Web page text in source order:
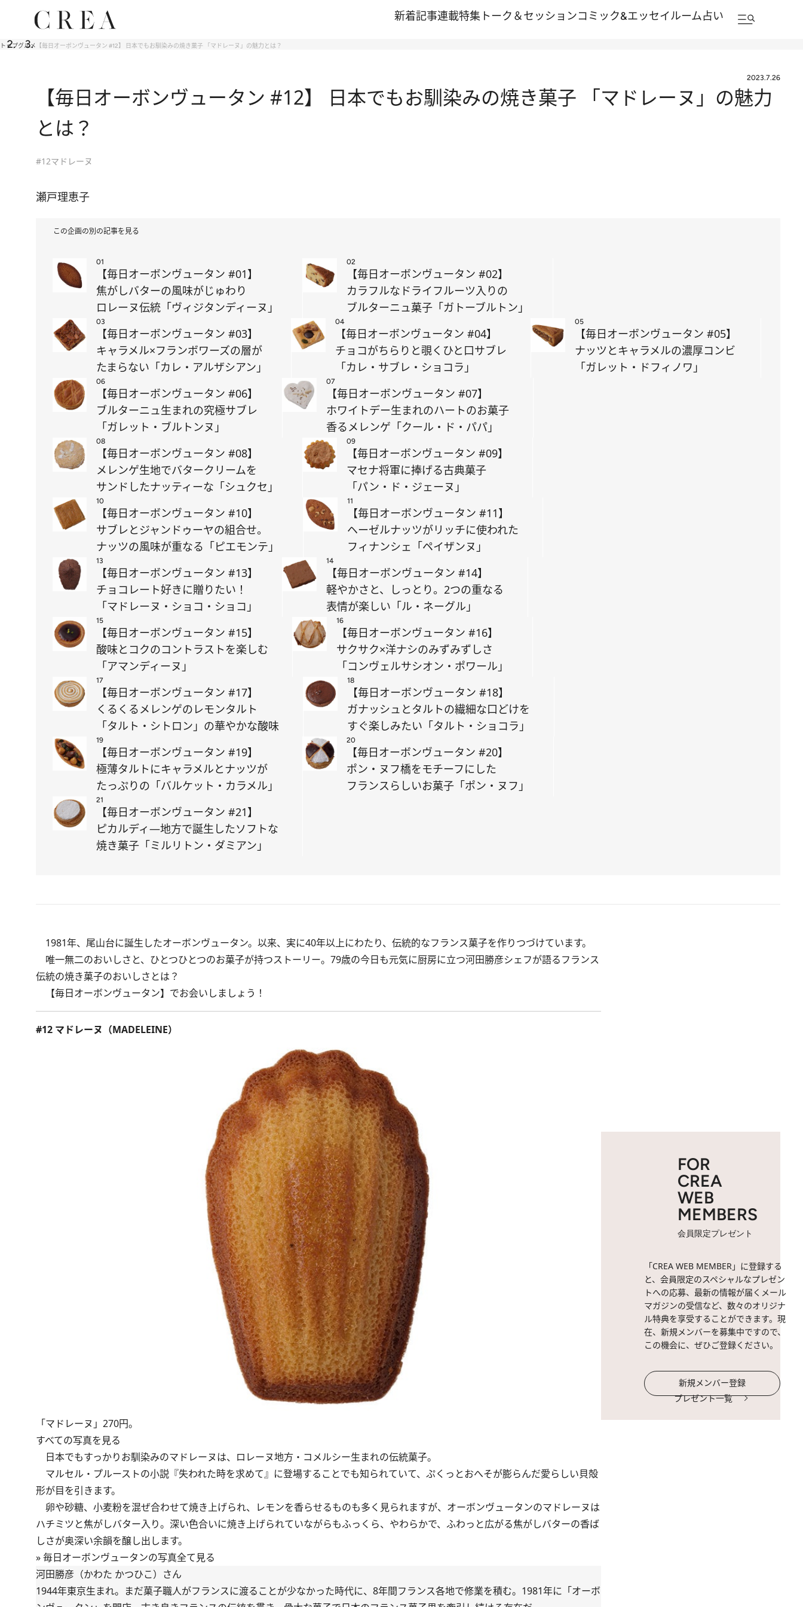
新着記事連載特集 トーク＆セッションコミック&エッセイルーム占い
トップグルメ 【毎日オーボンヴュータン #12】 日本でもお馴染みの焼き菓子 「マドレーヌ」の魅力とは？
2023.7.26
【毎日オーボンヴュータン #12】 日本でもお馴染みの焼き菓子 「マドレーヌ」の魅力
とは？
#12マドレーヌ
瀬戸理恵子
この企画の別の記事を見る
01
【毎日オーボンヴュータン #01】
焦がしバターの風味がじゅわり
ロレーヌ伝統「ヴィジタンディーヌ」
02
【毎日オーボンヴュータン #02】
カラフルなドライフルーツ入りの
ブルターニュ菓子「ガトーブルトン」
03
【毎日オーボンヴュータン #03】
キャラメル×フランボワーズの層が
たまらない「カレ・アルザシアン」
04
【毎日オーボンヴュータン #04】
チョコがちらりと覗くひと口サブレ
「カレ・サブレ・ショコラ」
05
【毎日オーボンヴュータン #05】
ナッツとキャラメルの濃厚コンビ
「ガレット・ドフィノワ」
06
【毎日オーボンヴュータン #06】
ブルターニュ生まれの究極サブレ
「ガレット・ブルトンヌ」
07
【毎日オーボンヴュータン #07】
ホワイトデー生まれのハートのお菓子
香るメレンゲ「クール・ド・パパ」
08
【毎日オーボンヴュータン #08】
メレンゲ生地でバタークリームを
サンドしたナッティーな「シュクセ」
09
【毎日オーボンヴュータン #09】
マセナ将軍に捧げる古典菓子
「パン・ド・ジェーヌ」
10
【毎日オーボンヴュータン #10】
サブレとジャンドゥーヤの組合せ。
ナッツの風味が重なる「ピエモンテ」
11
【毎日オーボンヴュータン #11】
ヘーゼルナッツがリッチに使われた
フィナンシェ「ペイザンヌ」
13
【毎日オーボンヴュータン #13】
チョコレート好きに贈りたい！
「マドレーヌ・ショコ・ショコ」
14
【毎日オーボンヴュータン #14】
軽やかさと、しっとり。2つの重なる
表情が楽しい「ル・ネーグル」
15
【毎日オーボンヴュータン #15】
酸味とコクのコントラストを楽しむ
「アマンディーヌ」
16
【毎日オーボンヴュータン #16】
サクサク×洋ナシのみずみずしさ
「コンヴェルサシオン・ポワール」
17
【毎日オーボンヴュータン #17】
くるくるメレンゲのレモンタルト
「タルト・シトロン」の華やかな酸味
18
【毎日オーボンヴュータン #18】
ガナッシュとタルトの繊細な口どけを
すぐ楽しみたい「タルト・ショコラ」
19
【毎日オーボンヴュータン #19】
極薄タルトにキャラメルとナッツが
たっぷりの「バルケット・カラメル」
20
【毎日オーボンヴュータン #20】
ポン・ヌフ橋をモチーフにした
フランスらしいお菓子「ポン・ヌフ」
21
【毎日オーボンヴュータン #21】
ピカルディ―地方で誕生したソフトな
焼き菓子「ミルリトン・ダミアン」
1981年、尾山台に誕生したオーボンヴュータン。以来、実に40年以上にわたり、伝統的なフランス菓子を作りつづけています。
唯一無二のおいしさと、ひとつひとつのお菓子が持つストーリー。79歳の今日も元気に厨房に立つ河田勝彦シェフが語るフランス
伝統の焼き菓子のおいしさとは？
【毎日オーボンヴュータン】でお会いしましょう！
#12 マドレーヌ（MADELEINE）
「マドレーヌ」270円。
すべての写真を見る
日本でもすっかりお馴染みのマドレーヌは、ロレーヌ地方・コメルシー生まれの伝統菓子。
マルセル・プルーストの小説『失われた時を求めて』に登場することでも知られていて、ぷくっとおへそが膨らんだ愛らしい貝殻
形が目を引きます。
卵や砂糖、小麦粉を混ぜ合わせて焼き上げられ、レモンを香らせるものも多く見られますが、オーボンヴュータンのマドレーヌは
ハチミツと焦がしバター入り。深い色合いに焼き上げられていながらもふっくら、やわらかで、ふわっと広がる焦がしバターの香ば
しさが奥深い余韻を醸し出します。
»毎日オーボンヴュータンの写真全て見る
河田勝彦（かわた かつひこ）さん
1944年東京生まれ。まだ菓子職人がフランスに渡ることが少なかった時代に、8年間フランス各地で修業を積む。1981年に「オーボ
FOR
CREA
WEB
MEMBERS
会員限定プレゼント
「CREA WEB MEMBER」に登録する
と、会員限定のスペシャルなプレゼン
トへの応募、最新の情報が届くメール
マガジンの受信など、数々のオリジナ
ル特典を享受することができます。現
在、新規メンバーを募集中ですので、
この機会に、ぜひご登録ください。
新規メンバー登録
プレゼント一覧